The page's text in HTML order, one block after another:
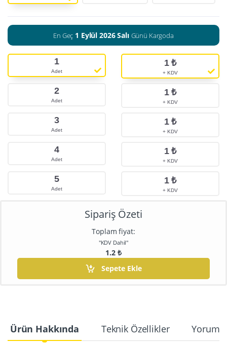
En Geç 1 Eylül 2026 Salı Günü Kargoda
1
Adet
1₺
+ KDV
2
Adet
1₺
+ KDV
3
Adet
1₺
+ KDV
4
Adet
1₺
+ KDV
5
Adet
1₺
+ KDV
Sipariş Özeti
Toplam fiyat:
"KDV Dahil"
1.2 ₺
Sepete Ekle
Ürün Hakkında Teknik Özellikler